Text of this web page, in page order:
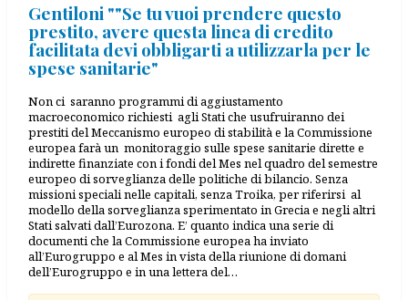
Gentiloni ""Se tu vuoi prendere questo
prestito, avere questa linea di credito
facilitata devi obbligarti a utilizzarla per le
spese sanitarie"
Non ci saranno programmi di aggiustamento
macroeconomico richiesti agli Stati che usufruiranno dei
prestiti del Meccanismo europeo di stabilità e la Commissione
europea farà un monitoraggio sulle spese sanitarie dirette e
indirette finanziate con i fondi del Mes nel quadro del semestre
europeo di sorveglianza delle politiche di bilancio. Senza
missioni speciali nelle capitali, senza Troika, per riferirsi al
modello della sorveglianza sperimentato in Grecia e negli altri
Stati salvati dall’Eurozona. E’ quanto indica una serie di
documenti che la Commissione europea ha inviato
all’Eurogruppo e al Mes in vista della riunione di domani
dell’Eurogruppo e in una lettera del…